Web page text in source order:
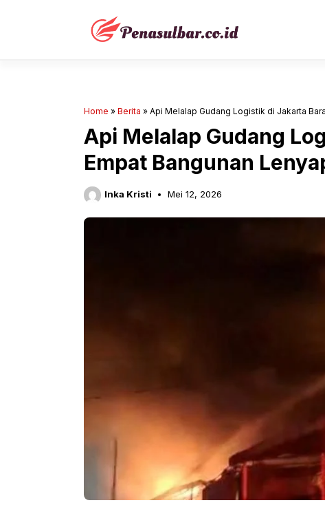
Home » Berita » Api Melalap Gudang Logistik di Jakarta
Api Melalap Gudang
Empat Bangunan
Inka Kristi Mei 12, 2026